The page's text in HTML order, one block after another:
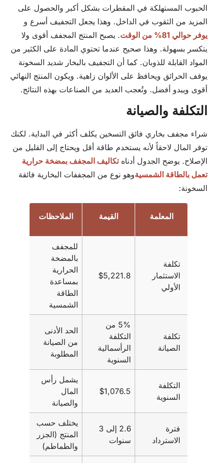
الحبوب المستهلكة في المقطرات بشكل أكبر والحصول على
المزيد من الثقوب في الداخل. وهذا يجعل التجفيف أسرع و
يوفر حوالي 81% من الوقت
. يصبح المنتج المجفف أقوى ولا
يتكسر بسهولة. وهذا صحيح عندما تحتوي المادة على الكثير من
المواد القابلة للذوبان. كما أن التجفيف بالبخار شديد السخونة
يوقف الحرائق ويحافظ على الألوان زاهية. ويكون المنتج النهائي
أقوى ويبدو أفضل. وتُعجب العديد من الصناعات بهذه النتائج.
التكلفة والصيانة
شراء مجفف بخاري فائق التسخين يكلف أكثر في البداية. لكنك
توفر المال لاحقاً لأنه يستخدم طاقة أقل ويحتاج إلى القليل من
الإصلاح. يوضح الجدول أدناهتكاليف المجفف بمضخة حرارية
تعمل بالطاقة الشمسيةوهو نوع من المجففات البخارية فائقة
السخونة:
المعلمة القيمة الملاحظات
تكلفة
الاستثمار
الأولي
$5,221.8
للمجفف
بالمضخة
الحرارية
بمساعدة
الطاقة
الشمسية
تكلفة
الصيانة
5% من
التكلفة
الرأسمالية
السنوية
الحد الأدنى
من الصيانة
المطلوبة
التكلفة
السنوية
$1,076.5
يشمل رأس
المال
والصيانة
فترة
الاسترداد
2.6 إلى 3
سنوات
يختلف حسب
المنتج (الجزر
والطماطم)